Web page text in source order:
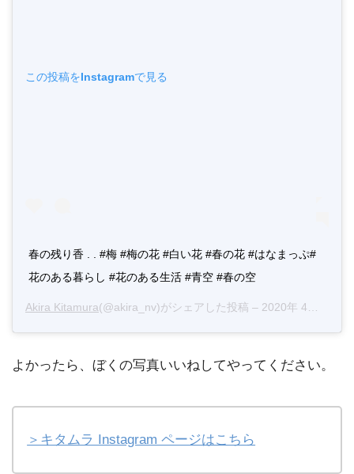
この投稿をInstagramで見る
春の残り香 . . #梅 #梅の花 #白い花 #春の花 #はなまっぷ#
花のある暮らし #花のある生活 #青空 #春の空
Akira Kitamura(@akira_nv)がシェアした投稿 – 2020年 4月月26日午前1時13分PDT
よかったら、ぼくの写真いいねしてやってください。
＞キタムラ Instagram ページはこちら